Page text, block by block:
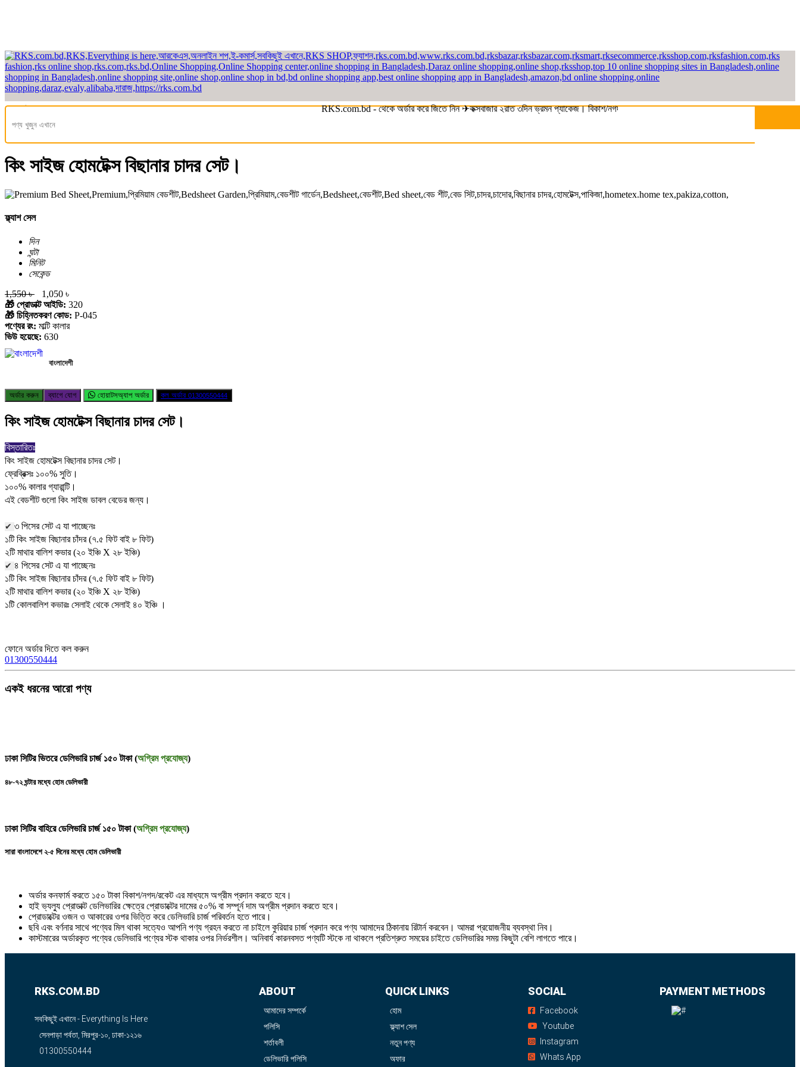
হেডলাইন RKS.com.bd - থেকে অর্ডার করে জিতে নিন ✈কক্সবাজার ২রাত ৩দিন ভ্রমন প্যাকেজ। বিকাশ/নগদ/রকেট-এ সম্পূর্ণ পে করলেই পাচ্ছেন ১০% ছাড়। বিস্তারিত
কিং সাইজ হোমটেক্স বিছানার চাদর সেট।
ফ্ল্যাশ সেল
দিন
ঘন্টা
মিনিট
সেকেন্ড
1,550 ৳
1,050 ৳
🎁 প্রোডাক্ট আইডি: 320
🎁 চিহ্নিতকরণ কোড: P-045
পণ্যের রং: মাল্টি কালার
ভিউ হয়েছে: 630
বাংলাদেশী
অর্ডার করুন ব্যাগে যোগ হোয়াটসঅ্যাপ অর্ডার কল অর্ডার 01300550444
কিং সাইজ হোমটেক্স বিছানার চাদর সেট।
বিস্তারিতঃ
কিং সাইজ হোমটেক্স বিছানার চাদর সেট।
ফ্রেব্রিক্সঃ ১০০% সুতি।
১০০% কালার গ্যারান্টি।
এই বেডশীট গুলো কিং সাইজ ডাবল বেডের জন্য।
✔ ৩ পিসের সেট এ যা পাচ্ছেনঃ
১টি কিং সাইজ বিছানার চাঁদর (৭.৫ ফিট বাই ৮ ফিট)
২টি মাথার বালিশ কভার (২০ ইঞ্চি X ২৮ ইঞ্চি)
✔ ৪ পিসের সেট এ যা পাচ্ছেনঃ
১টি কিং সাইজ বিছানার চাঁদর (৭.৫ ফিট বাই ৮ ফিট)
২টি মাথার বালিশ কভার (২০ ইঞ্চি X ২৮ ইঞ্চি)
১টি কোলবালিশ কভারঃ সেলাই থেকে সেলাই ৪০ ইঞ্চি ।
ফোনে অর্ডার দিতে কল করুন
01300550444
একই ধরনের আরো পণ্য
ঢাকা সিটির ভিতরে ডেলিভারি চার্জ ১৫০ টাকা (অগ্রিম প্রযোজ্য)
৪৮-৭২ ঘন্টার মধ্যে হোম ডেলিভারী
ঢাকা সিটির বাহিরে ডেলিভারি চার্জ ১৫০ টাকা (অগ্রিম প্রযোজ্য)
সারা বাংলাদেশে ২-৫ দিনের মধ্যে হোম ডেলিভারী
অর্ডার কনফার্ম করতে ১৫০ টাকা বিকাশ/নগদ/রকেট এর মাধ্যমে অগ্রীম প্রদান করতে হবে।
হাই ভ্যল্যু প্রোডাক্ট ডেলিভারির ক্ষেত্রে প্রোডাক্টের দামের ৫০% বা সম্পূর্ন দাম অগ্রীম প্রদান করতে হবে।
প্রোডাক্টের ওজন ও আকারের ওপর ভিত্তি করে ডেলিভারি চার্জ পরিবর্তন হতে পারে।
ছবি এবং বর্ণনার সাথে পণ্যের মিল থাকা সত্যেও আপনি পণ্য গ্রহন করতে না চাইলে কুরিয়ার চার্জ প্রদান করে পণ্য আমাদের ঠিকানায় রিটার্ন করবেন। আমরা প্রয়োজনীয় ব্যবস্থা নিব।
কাস্টমারের অর্ডারকৃত পণ্যের ডেলিভারি পণ্যের স্টক থাকার ওপর নির্ভরশীল। অনিবার্য কারনবসত পণ্যটি স্টকে না থাকলে প্রতিশ্রুত সময়ের চাইতে ডেলিভারির সময় কিছুটা বেশি লাগতে পারে।
RKS.COM.BD
সবকিছুই এখানে - Everything Is Here
সেনপাড়া পর্বতা, মিরপুর-১০, ঢাকা-১২১৬
01300550444
ABOUT
আমাদের সম্পর্কে
পলিসি
শর্তাবলী
ডেলিভারি পলিসি
QUICK LINKS
হোম
ফ্ল্যাশ সেল
নতুন পণ্য
অফার
SOCIAL
Facebook
Youtube
Instagram
Whats App
PAYMENT METHODS